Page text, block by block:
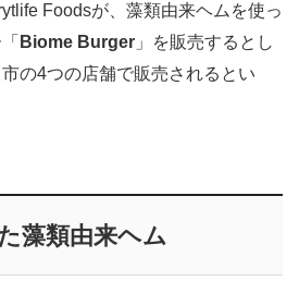
Foodsが、藻類由来ヘムを使っ
Biome Burger 」を販売するとし
の4つの店舗で販売されるとい
藻類由来ヘム